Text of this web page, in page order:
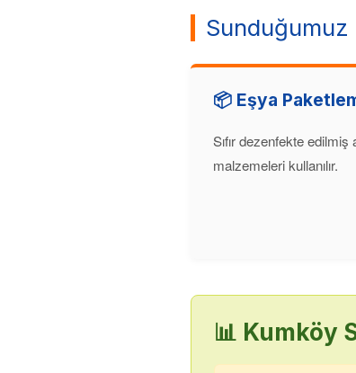
📦 Eşya
Sıfır dezenfekte edilmiş
malzemeleri kullanılır.
📊 Kumköy